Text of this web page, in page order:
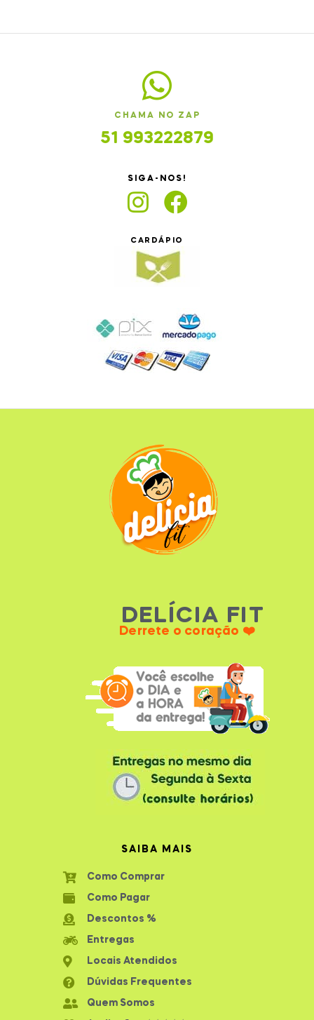
CHAMA NO ZAP
51 993222879
SIGA-NOS!
CARDÁPIO
DELÍCIA FIT
Derrete o coração ❤️
SAIBA MAIS
Como Comprar
Como Pagar
Descontos %
Entregas
Locais Atendidos
Dúvidas Frequentes
Quem Somos